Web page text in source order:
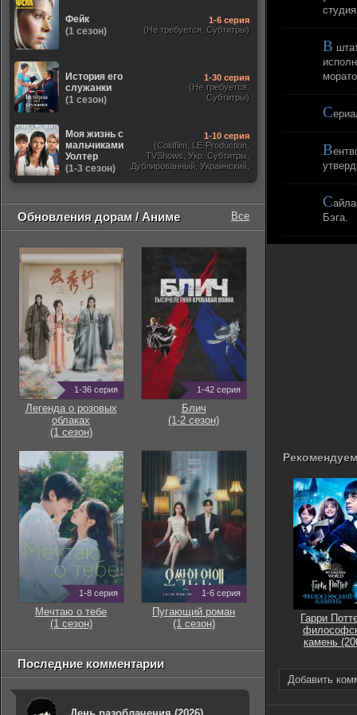
В
С
В
С
Бэга.
Гарри
камень
Добавить
Фейк
(1 сезон)
1-6 серия
(Не требуется, Субтитры)
История его
служанки
(1 сезон)
1-30 серия
(Не требуется,
Субтитры)
Моя жизнь с
мальчиками
Уолтер
(1-3 сезон)
1-10 серия
(Coldfilm, LE-Production,
TVShows, Укр. Субтитры,
Дублированный, Украинский,
Обновления дорам / Аниме Все
1-36 серия
Легенда о розовых
облаках
(1 сезон)
1-42 серия
Блич
(1-2 сезон)
1-8 серия
Мечтаю о тебе
(1 сезон)
1-6 серия
Пугающий роман
(1 сезон)
Последние комментарии
День разоблачения (2026)